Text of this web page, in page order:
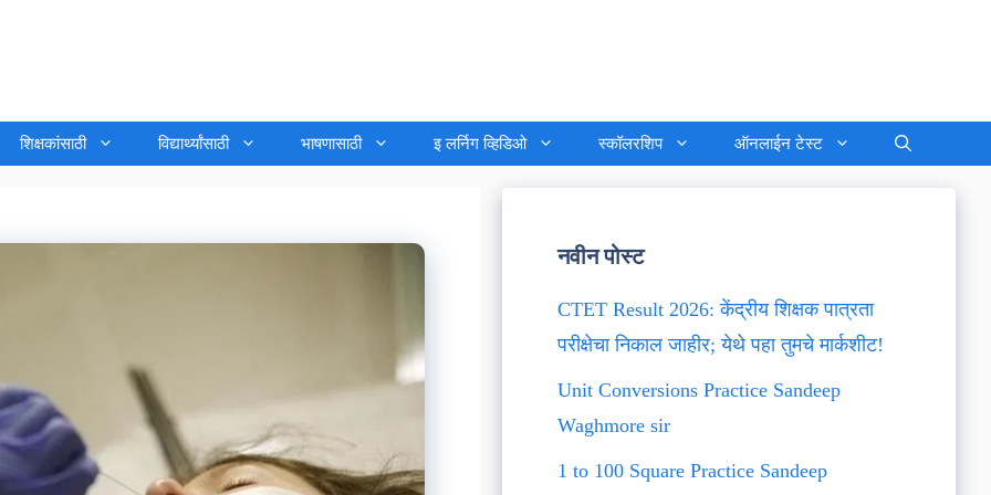
शिक्षकांसाठी विद्यार्थ्यांसाठी भाषणासाठी इ लर्निग व्हिडिओ स्कॉलरशिप ऑनलाईन टेस्ट
नवीन पोस्ट
CTET Result 2026: केंद्रीय शिक्षक पात्रता
परीक्षेचा निकाल जाहीर; येथे पहा तुमचे मार्कशीट!
Unit Conversions Practice Sandeep
Waghmore sir
1 to 100 Square Practice Sandeep